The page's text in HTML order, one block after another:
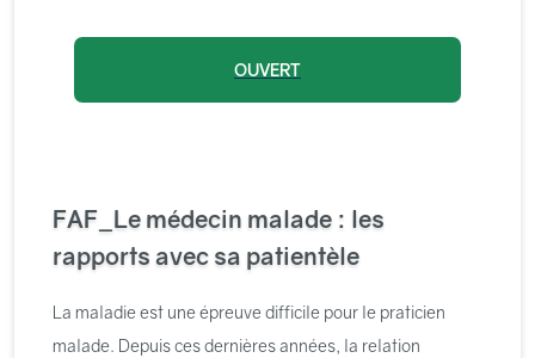
FAF_Le médecin malade : les
rapports avec sa patientèle
La maladie est une épreuve difficile pour le praticien
malade. Depuis ces dernières années, la relation
OUVERT